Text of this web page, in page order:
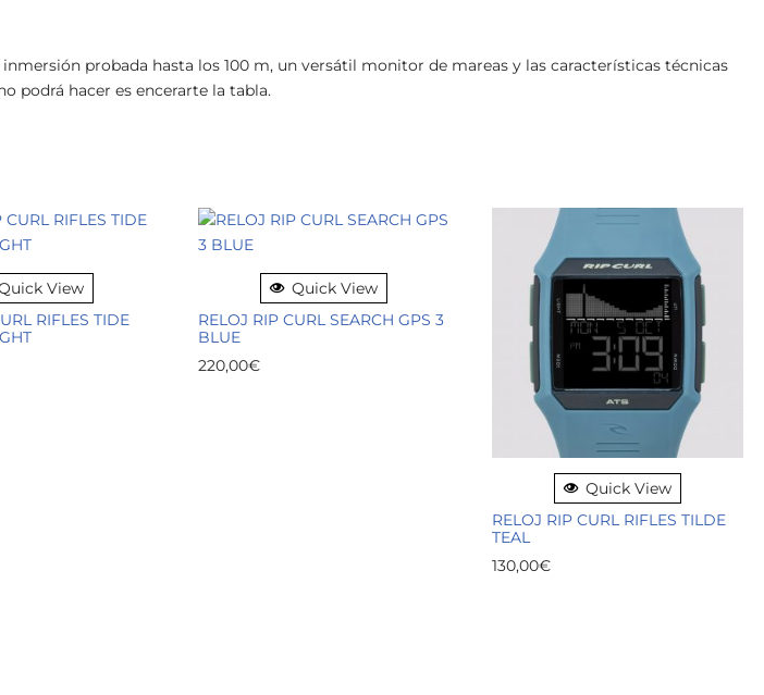
probada hasta los 100 m, un versátil monitor de mareas y las características técnicas
podrá hacer es encerarte la tabla.
View
RIFLES TIDE
Quick View
RELOJ RIP CURL SEARCH GPS 3
BLUE
220,00€
Quick View
RELOJ RIP CURL RIFLES TILDE
TEAL
130,00€